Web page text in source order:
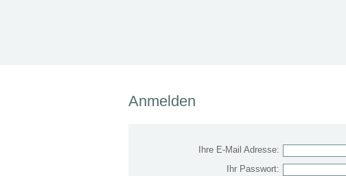
Anmelden
Ihre E-Mail Adresse:
Ihr Passwort: